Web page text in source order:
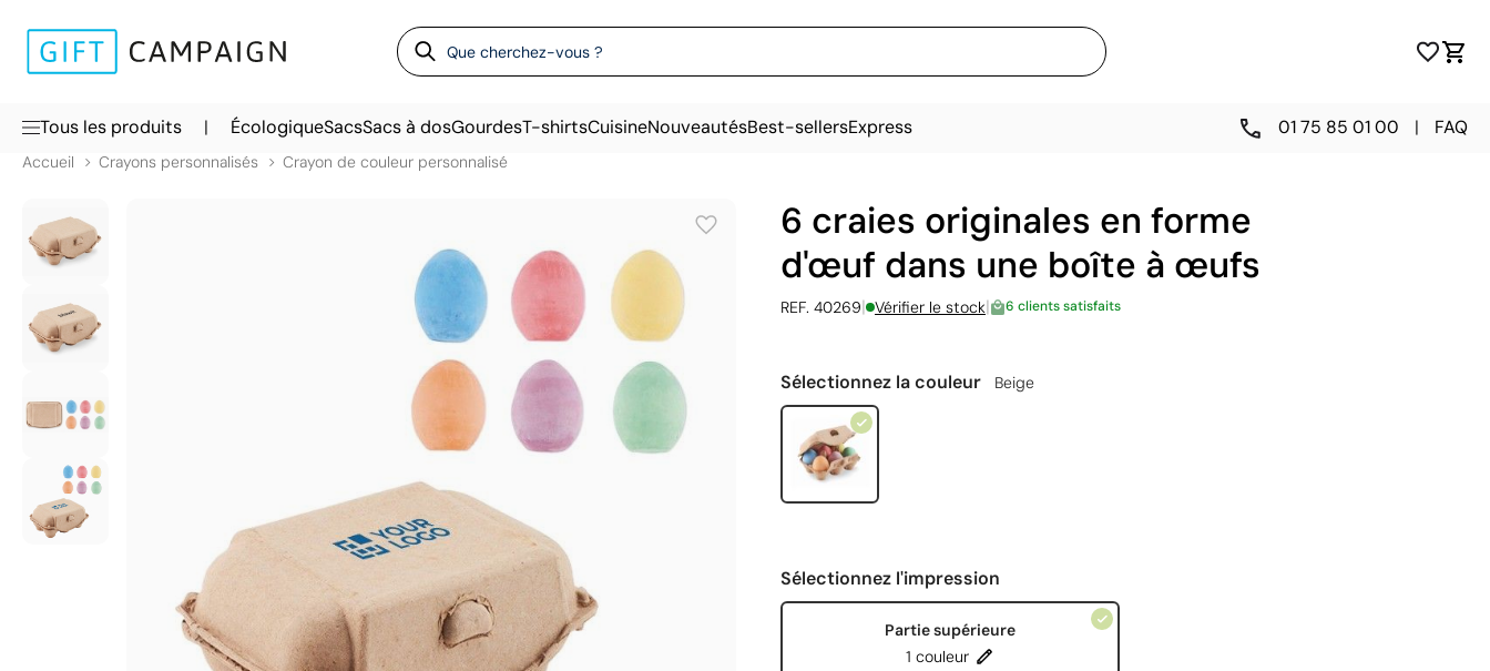
Tous les produits | ÉcologiqueSacsSacs à dosGourdesT-shirtsCuisineNouveautésBest-sellersExpress 01 75 85 01 00 | FAQ
Accueil Crayons personnalisés Crayon de couleur personnalisé
6 craies originales en forme
d'œuf dans une boîte à œufs
REF. 40269| Vérifier le stock| 6 clients satisfaits
Sélectionnez la couleur Beige
Sélectionnez l'impression
Partie supérieure
1 couleur